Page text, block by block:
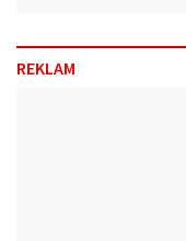
REKLAM